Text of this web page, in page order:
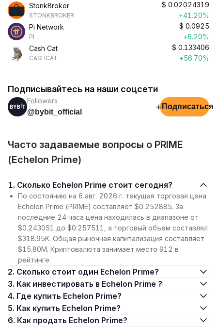
StonkBroker
STONKBROKER
$ 0.02024319
+41.20%
Pi Network
PI
$ 0.0925
+6.20%
Cash Cat
CASHCAT
$ 0.133406
+56.70%
Подписывайтесь на наши соцсети
Followers
@bybit_official
+ Подписаться
Часто задаваемые вопросы о PRIME
(Echelon Prime)
1. Сколько Echelon Prime стоит сегодня?
По состоянию на 6 авг. 2026 г. текущая торговая цена
Echelon Prime (PRIME) составляет $0.252885. За
последние 24 часа цена находилась в диапазоне от
$0.243051 до $0.257511, а торговый объем составлял
$318.95K. Общая рыночная капитализация составляет
$15.80M. Криптовалюта занимает место 912 в
рейтинге.
2. Сколько стоит один Echelon Prime?
3. Как инвестировать в Echelon Prime ?
4. Где купить Echelon Prime?
5. Как купить Echelon Prime?
6. Как продать Echelon Prime?